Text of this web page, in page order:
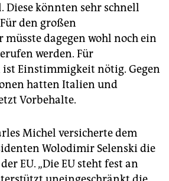
Diese könnten sehr schnell
den großen
dagegen wohl noch ein
werden. Für
Einstimmigkeit nötig. Gegen
hatten Italien und
Vorbehalte.
Michel versicherte dem
Wolodimir Selenski die
EU. „Die EU steht fest an